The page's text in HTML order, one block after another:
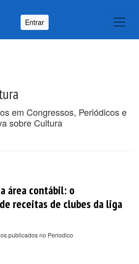
Entrar
em Congressos, Periódicos e
sobre Cultura
área contábil: o
receitas de clubes da liga
publicados no Periodico